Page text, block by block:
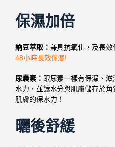
保濕加倍
納豆萃取：兼具抗氧化，及長
48小時長效保濕!
尿囊素： 跟尿素一樣有保濕、
水力，並讓水分與肌膚儲存於
肌膚的保水力！
曬後舒緩